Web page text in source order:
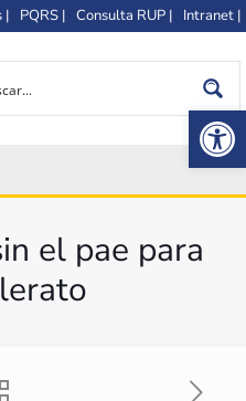
| PQRS | Consulta RUP | Intranet |
el pae para